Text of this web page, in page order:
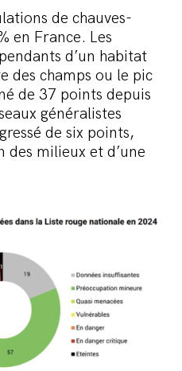
de chauves-
en France. Les
d’un habitat
des champs ou le pic
de 37 points depuis
généralistes
de six points,
des milieux et d’une